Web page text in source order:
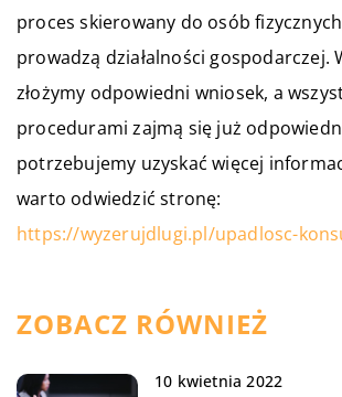
proces skierowany do osób
prowadzą działalności gospodarczej.
złożymy odpowiedni wniosek, a
procedurami zajmą się już
potrzebujemy uzyskać więcej
warto odwiedzić stronę:
https://wyzerujdlugi.pl/upadlosc-
ZOBACZ RÓWNIEŻ
10 kwietnia 2022